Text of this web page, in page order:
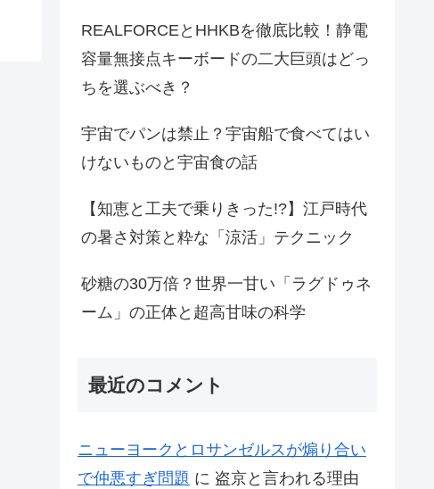
REALFORCEとHHKBを徹底比較！静電
容量無接点キーボードの二大巨頭はどっ
ちを選ぶべき？
宇宙でパンは禁止？宇宙船で食べてはい
けないものと宇宙食の話
【知恵と工夫で乗りきった!?】江戸時代
の暑さ対策と粋な「涼活」テクニック
砂糖の30万倍？世界一甘い「ラグドゥネ
ーム」の正体と超高甘味の科学
最近のコメント
ニューヨークとロサンゼルスが煽り合い
で仲悪すぎ問題 に 盗京と言われる理由